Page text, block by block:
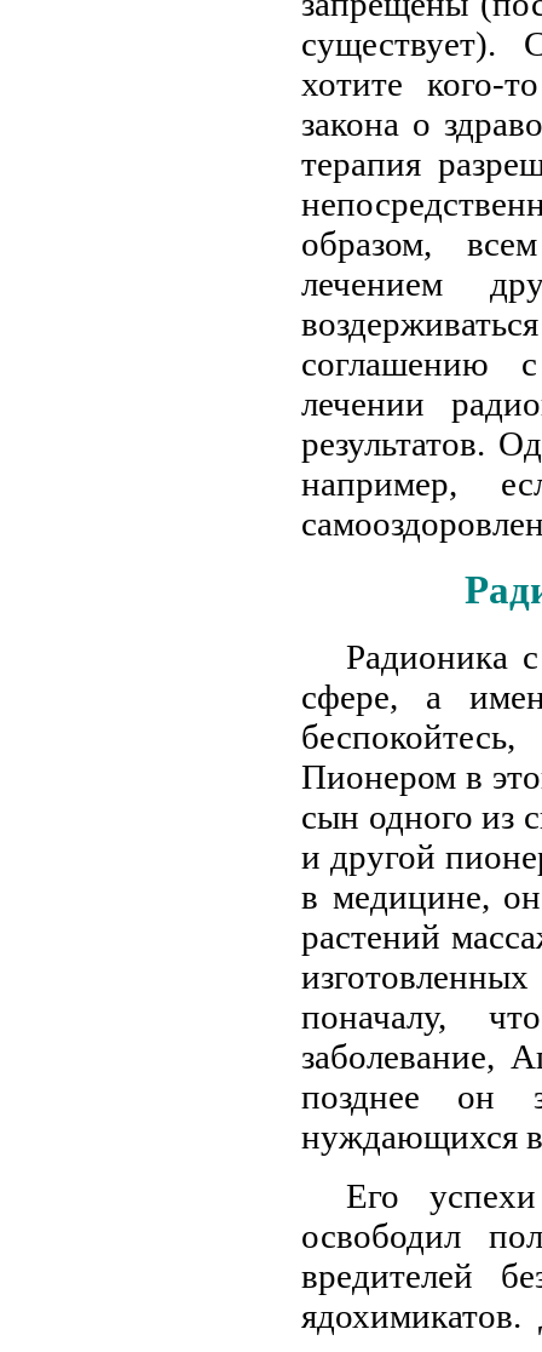
существует).
хотите кого-
закона о
терапия
образом,
лечением
соглашению
лечении
результатов.
например,
Радионика
сфере, а
Пионером в
сын одного из
и другой
в медицине,
растений
поначалу,
заболевание,
позднее он
нуждающихся
Его
освободил
вредителей